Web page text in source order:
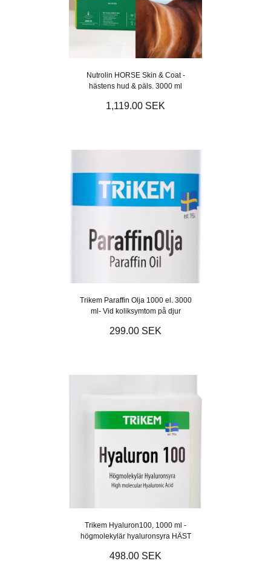
Nutrolin HORSE Skin & Coat -
hästens hud & päls. 3000 ml
1,119.00 SEK
Trikem Paraffin Olja 1000 el. 3000
ml- Vid koliksymtom på djur
299.00 SEK
Trikem Hyaluron100, 1000 ml -
högmolekylär hyaluronsyra HÄST
498.00 SEK